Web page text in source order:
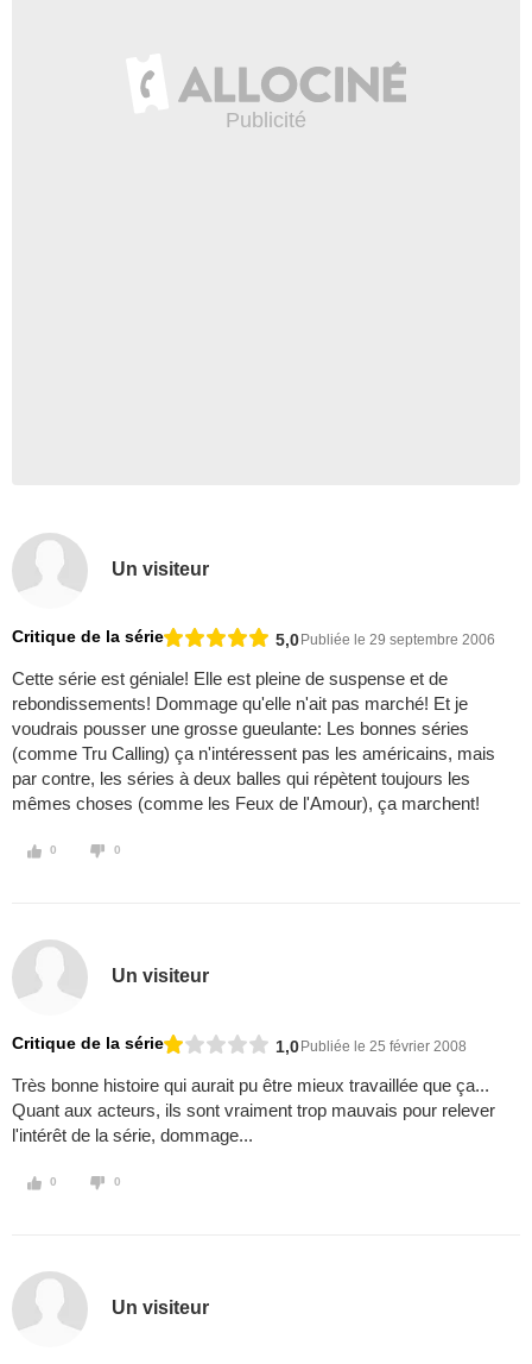
Un visiteur
Critique de la série 5,0Publiée le 29 septembre 2006
Cette série est géniale! Elle est pleine de suspense et de
rebondissements! Dommage qu'elle n'ait pas marché! Et je
voudrais pousser une grosse gueulante: Les bonnes séries
(comme Tru Calling) ça n'intéressent pas les américains, mais
par contre, les séries à deux balles qui répètent toujours les
mêmes choses (comme les Feux de l'Amour), ça marchent!
0 0
Un visiteur
Critique de la série 1,0Publiée le 25 février 2008
Très bonne histoire qui aurait pu être mieux travaillée que ça...
Quant aux acteurs, ils sont vraiment trop mauvais pour relever
l'intérêt de la série, dommage...
0 0
Un visiteur